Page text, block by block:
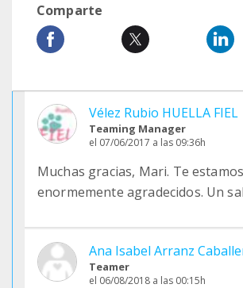
Comparte
Vélez Rubio HUELLA FIEL
Teaming Manager
el 07/06/2017 a las 09:36h
Muchas gracias, Mari. Te estamos
enormemente agradecidos. Un
Ana Isabel Arranz
Teamer
el 06/08/2018 a las 00:15h